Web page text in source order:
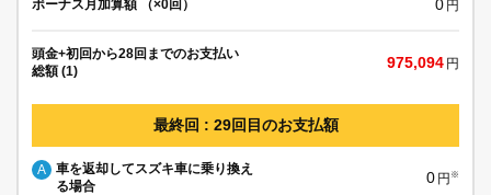
ボーナス月加算額 （×0回） 0 円
頭金+初回から28回までのお支払い
総額 (1)
975,094 円
最終回 : 29回目のお支払額
A
車を返却してスズキ車に乗り換え
る場合
0 円 ※